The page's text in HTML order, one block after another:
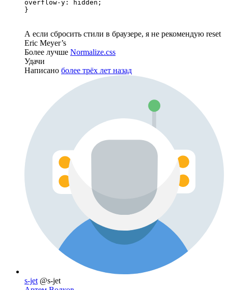
overflow-y: hidden;
}
А если сбросить стили в браузере, я не рекомендую reset
Eric Meyer’s
Более лучше Normalize.css
Удачи
Написано более трёх лет назад
s-jet @s-jet